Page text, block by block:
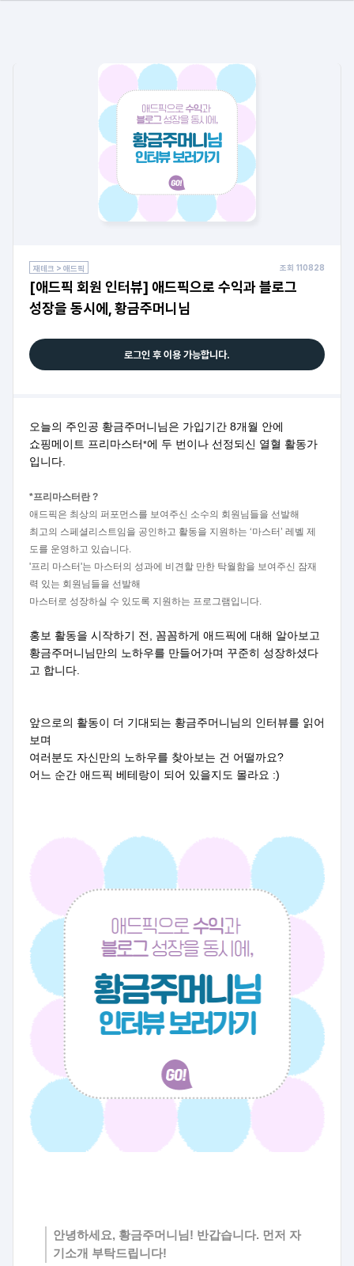
재테크 > 애드픽 조회 110828
[애드픽 회원 인터뷰] 애드픽으로 수익과 블로그
성장을 동시에, 황금주머니님
로그인 후 이용 가능합니다.
오늘의 주인공 황금주머니님은 가입기간 8개월 안에
쇼핑메이트 프리마스터*에 두 번이나 선정되신 열혈 활동가
입니다.
*프리마스터란 ?
애드픽은 최상의 퍼포먼스를 보여주신 소수의 회원님들을 선발해
최고의 스페셜리스트임을 공인하고 활동을 지원하는 ‘마스터’ 레벨 제
도를 운영하고 있습니다.
'프리 마스터'는 마스터의 성과에 비견할 만한 탁월함을 보여주신 잠재
력 있는 회원님들을 선발해
마스터로 성장하실 수 있도록 지원하는 프로그램입니다.
홍보 활동을 시작하기 전, 꼼꼼하게 애드픽에 대해 알아보고
황금주머니님만의 노하우를 만들어가며 꾸준히 성장하셨다
고 합니다.
앞으로의 활동이 더 기대되는 황금주머니님의 인터뷰를 읽어
보며
여러분도 자신만의 노하우를 찾아보는 건 어떨까요?
어느 순간 애드픽 베테랑이 되어 있을지도 몰라요 :)
안녕하세요, 황금주머니님! 반갑습니다. 먼저 자
기소개 부탁드립니다!